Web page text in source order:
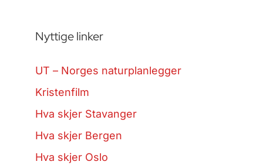
Nyttige linker
UT – Norges naturplanlegger
Kristenfilm
Hva skjer Stavanger
Hva skjer Bergen
Hva skjer Oslo